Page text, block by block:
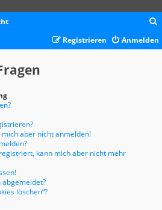
c
Anmelden
Registrieren
aber nicht anmelden!
kann mich aber nicht mehr
löschen“?